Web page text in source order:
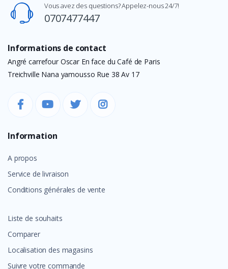
Vous avez des questions? Appelez-nous 24/7!
0707477447
Informations de contact
Angré carrefour Oscar En face du Café de Paris
Treichville Nana yamousso Rue 38 Av 17
Information
A propos
Service de livraison
Conditions générales de vente
Liste de souhaits
Comparer
Localisation des magasins
Suivre votre commande